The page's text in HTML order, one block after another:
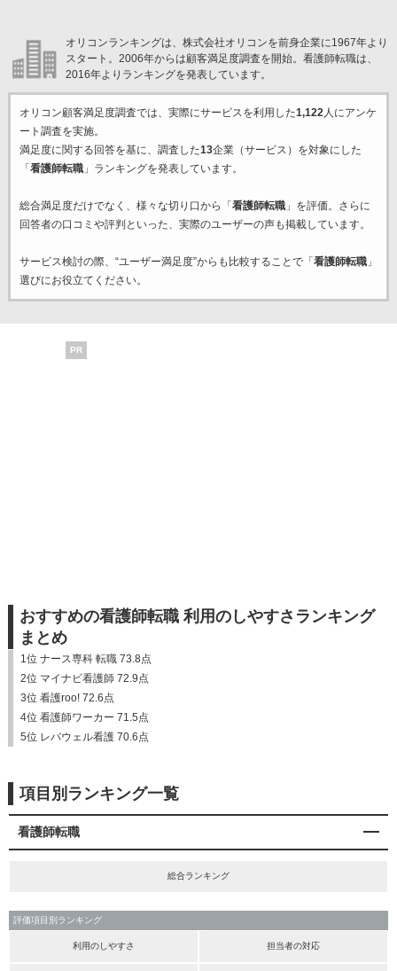
オリコンランキングは、株式会社オリコンを前身企業に1967年より
スタート。2006年からは顧客満足度調査を開始。看護師転職は、
2016年よりランキングを発表しています。
オリコン顧客満足度調査では、実際にサービスを利用した1,122人にアンケ
ート調査を実施。
満足度に関する回答を基に、調査した13企業（サービス）を対象にした
「看護師転職」ランキングを発表しています。
総合満足度だけでなく、様々な切り口から「看護師転職」を評価。さらに
回答者の口コミや評判といった、実際のユーザーの声も掲載しています。
サービス検討の際、“ユーザー満足度”からも比較することで「看護師転職」
選びにお役立てください。
PR
おすすめの看護師転職 利用のしやすさランキング
まとめ
1位 ナース専科 転職 73.8点
2位 マイナビ看護師 72.9点
3位 看護roo! 72.6点
4位 看護師ワーカー 71.5点
5位 レバウェル看護 70.6点
項目別ランキング一覧
看護師転職
総合ランキング
評価項目別ランキング
利用のしやすさ 担当者の対応